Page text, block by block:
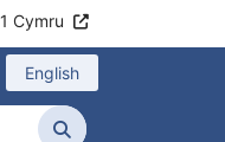
Cymru
English